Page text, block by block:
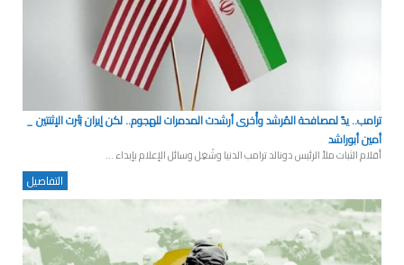
ترامب.. يدٌ لمصافحة المُرشد وأُخرى أرشدت المدمرات للهجوم.. لكن إيران بَتَرت الإثنتين _
أمين أبوراشد
أقلام الثبات ملأ الرئيس دونالد ترامب الدنيا وشَغِل وسائل الإعلام بإبداء ...
التفاصيل